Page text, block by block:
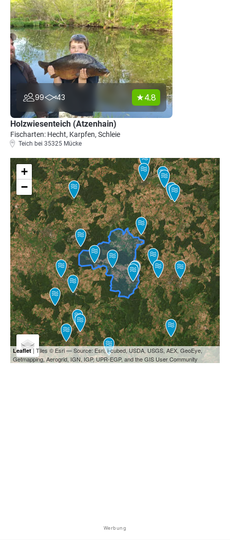
99 43 4.8
Holzwiesenteich (Atzenhain)
Fischarten: Hecht, Karpfen, Schleie
Teich bei 35325 Mücke
+
−
Leaflet| Tiles © Esri — Source: Esri, i-cubed, USDA, USGS, AEX, GeoEye,
Getmapping, Aerogrid, IGN, IGP, UPR-EGP, and the GIS User Community
Werbung